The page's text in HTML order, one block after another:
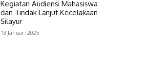
Kegiatan Audiensi Mahasiswa
dan Tindak Lanjut Kecelakaan
Silayur
13 Januari 2025